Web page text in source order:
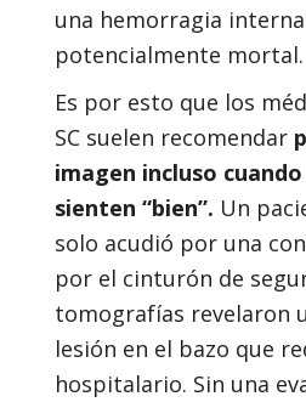
una hemorragia
potencialmente mortal.
Es por esto que los
SC suelen recomendar
imagen incluso
sienten “bien”. Un
solo acudió por una
por el cinturón de
tomografías revelaron
lesión en el bazo que
hospitalario. Sin una